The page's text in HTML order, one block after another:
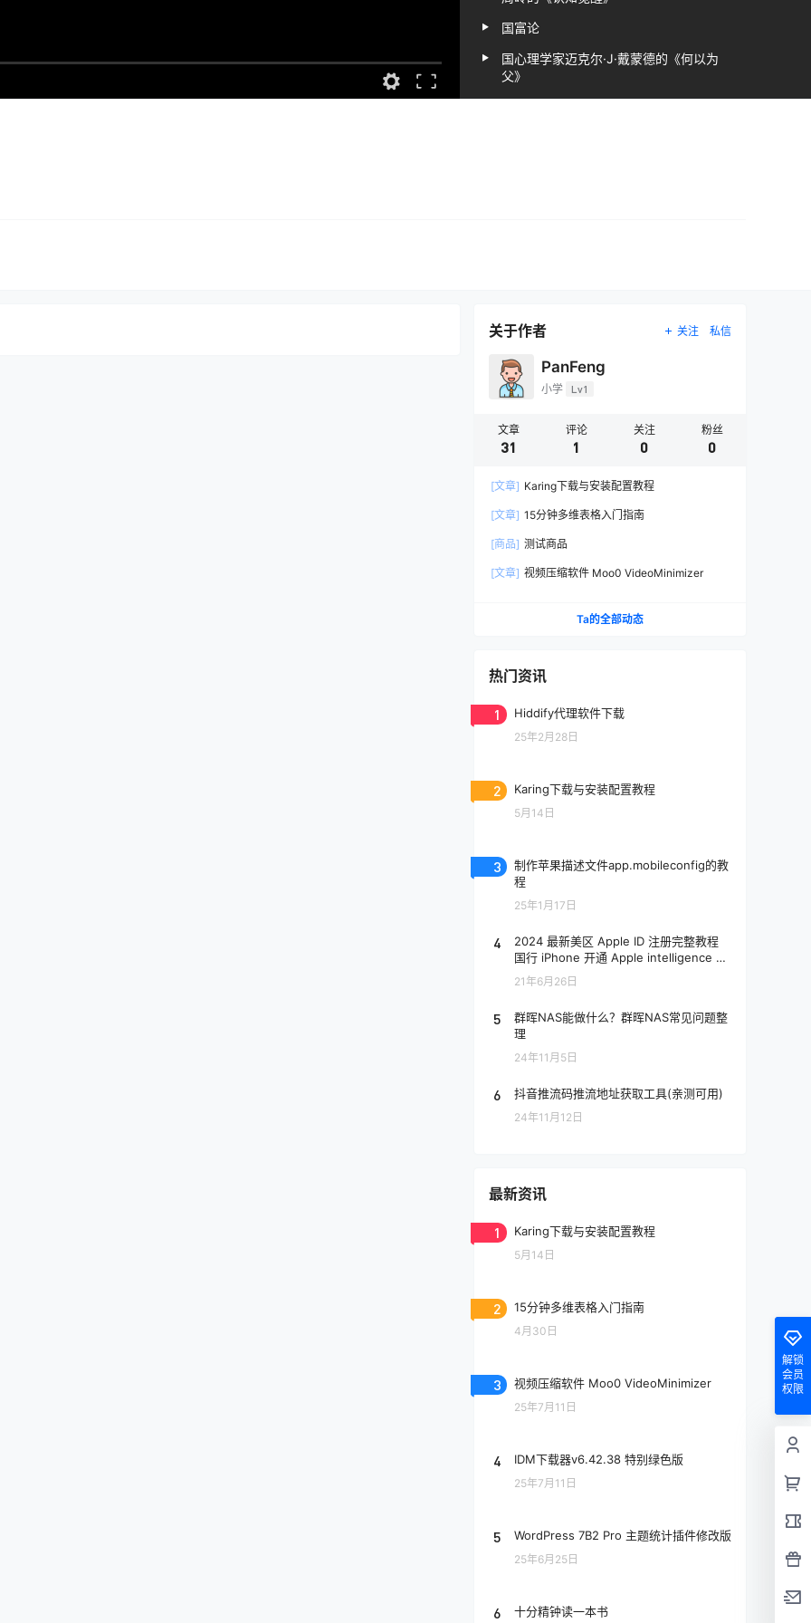
国富论
国心理学家迈克尔·J·戴蒙德的《何以为
父》
学》
李笑来的《财富自由之路》
松浦弥太郎的《慢慢变富》
查理箴言
沃尔特·艾萨克森的《马斯克传》
滚雪球：巴菲特和他的财富人生
经济学家托马斯·马尔萨斯的《人口论》
维姬·罗宾和乔·多明格斯的《你的金钱
罗伯特·清崎的《富爸爸投资指南》
美国心理学家丹尼尔·卡尼曼的《思考，
美国投资家吉姆·罗杰斯的《最富足的投
英国心理学家罗伯特·戴博德的《蛤蟆先
被讨厌的勇气
詹姆斯·克利尔的《原子习惯》
陈欢的《单干》
雷纳·齐特尔曼的《富人的逻辑》
香帅2025年新作《钱从哪里来6：叙事
之年》
关于作者 关注 私信
PanFeng
小学 Lv1
文章
31
评论
1
关注
0
粉丝
0
[文章] Karing下载与安装配置教程
[文章] 15分钟多维表格入门指南
[商品] 测试商品
[文章] 视频压缩软件 Moo0 VideoMinimizer
Ta的全部动态
热门资讯
1 Hiddify代理软件下载
25年2月28日
2 Karing下载与安装配置教程
5月14日
3
制作苹果描述文件app.mobileconfig的教
程
25年1月17日
4
2024 最新美区 Apple ID 注册完整教程
国行 iPhone 开通 Apple intelligence 教
程 (跳过付款方式)
21年6月26日
5
群晖NAS能做什么？群晖NAS常见问题整
理
24年11月5日
6 抖音推流码推流地址获取工具(亲测可用)
24年11月12日
最新资讯
1 Karing下载与安装配置教程
5月14日
2 15分钟多维表格入门指南
4月30日
3 视频压缩软件 Moo0 VideoMinimizer
25年7月11日
4 IDM下载器v6.42.38 特别绿色版
25年7月11日
5 WordPress 7B2 Pro 主题统计插件修改版
25年6月25日
6 十分精钟读一本书
解锁
会员
权限